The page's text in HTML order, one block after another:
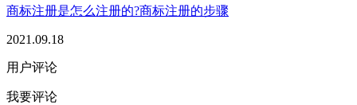
商标注册是怎么注册的?商标注册的步骤
2021.09.18
用户评论
我要评论